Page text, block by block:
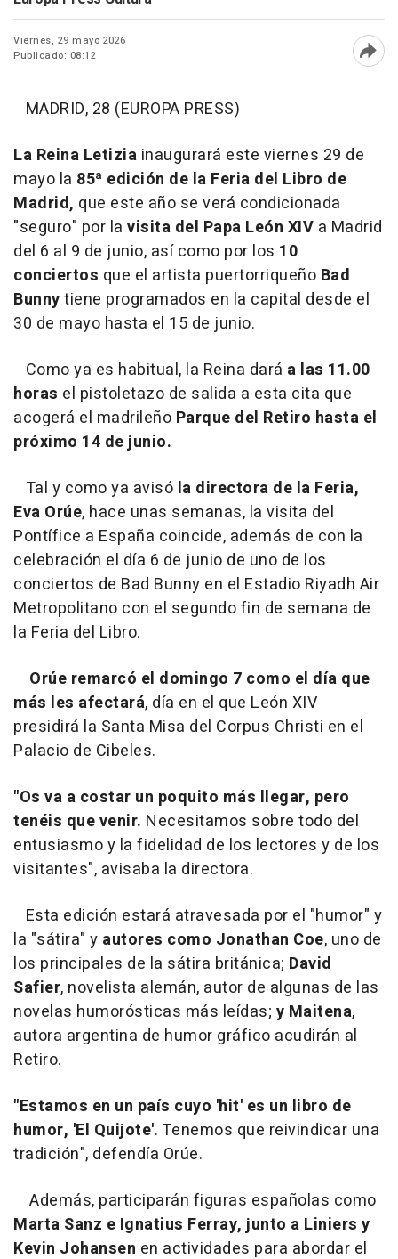
Viernes, 29 mayo 2026
Publicado: 08:12
MADRID, 28 (EUROPA PRESS)
La Reina Letizia inaugurará este viernes 29 de
mayo la 85ª edición de la Feria del Libro de
Madrid, que este año se verá condicionada
"seguro" por la visita del Papa León XIV a Madrid
del 6 al 9 de junio, así como por los 10
conciertos que el artista puertorriqueño Bad
Bunnytiene programados en la capital desde el
30 de mayo hasta el 15 de junio.
Como ya es habitual, la Reina dará a las 11.00
horas el pistoletazo de salida a esta cita que
acogerá el madrileño Parque del Retiro hasta el
próximo 14 de junio.
Tal y como ya avisó la directora de la Feria,
Eva Orúe, hace unas semanas, la visita del
Pontífice a España coincide, además de con la
celebración el día 6 de junio de uno de los
conciertos de Bad Bunny en el Estadio Riyadh Air
Metropolitano con el segundo fin de semana de
la Feria del Libro.
Orúe remarcó el domingo 7 como el día que
más les afectará, día en el que León XIV
presidirá la Santa Misa del Corpus Christi en el
Palacio de Cibeles.
"Os va a costar un poquito más llegar, pero
tenéis que venir. Necesitamos sobre todo del
entusiasmo y la fidelidad de los lectores y de los
visitantes", avisaba la directora.
Esta edición estará atravesada por el "humor" y
la "sátira" y autores como Jonathan Coe, uno de
los principales de la sátira británica; David
Safier, novelista alemán, autor de algunas de las
novelas humorósticas más leídas; y Maitena,
autora argentina de humor gráfico acudirán al
Retiro.
"Estamos en un país cuyo 'hit' es un libro de
humor, 'El Quijote'. Tenemos que reivindicar una
tradición", defendía Orúe.
Además, participarán figuras españolas como
Marta Sanz e Ignatius Ferray, junto a Liniers y
Kevin Johansen en actividades para abordar el